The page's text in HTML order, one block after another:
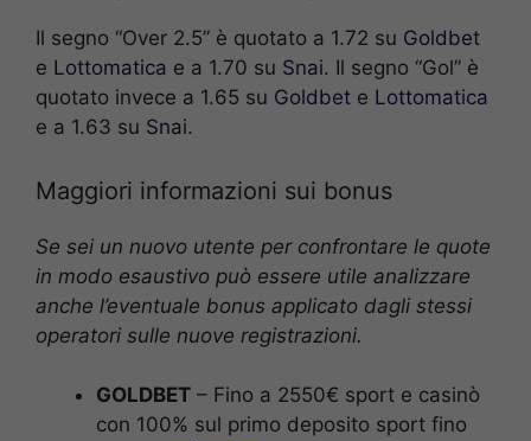
Il segno “Over 2.5” è quotato a 1.72 su Goldbet
e Lottomatica e a 1.70 su Snai. Il segno “Gol” è
quotato invece a 1.65 su Goldbet e Lottomatica
e a 1.63 su Snai.
Maggiori informazioni sui bonus
Se sei un nuovo utente per confrontare le quote
in modo esaustivo può essere utile analizzare
anche l’eventuale bonus applicato dagli stessi
operatori sulle nuove registrazioni.
GOLDBET – Fino a 2550€ sport e casinò
con 100% sul primo deposito sport fino